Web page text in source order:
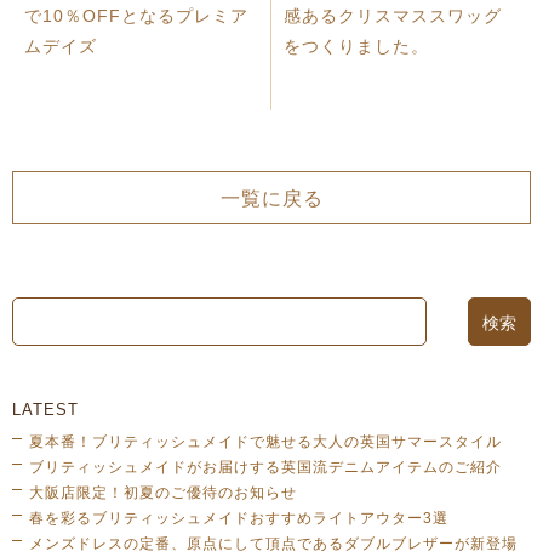
LATEST
夏本番！ブリティッシュメイドで魅せる大人の英国サマースタイル
ブリティッシュメイドがお届けする英国流デニムアイテムのご紹介
大阪店限定！初夏のご優待のお知らせ
春を彩るブリティッシュメイドおすすめライトアウター3選
メンズドレスの定番、原点にして頂点であるダブルブレザーが新登場
で10％OFFとなるプレミア
ムデイズ
感あるクリスマススワッグ
をつくりました。
一覧に戻る